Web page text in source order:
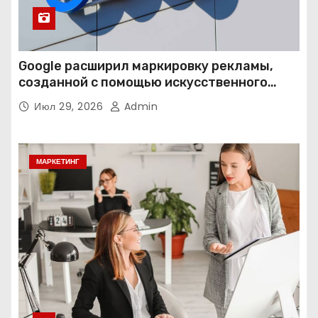
Google расширил маркировку рекламы,
созданной с помощью искусственного
интеллекта
Июл 29, 2026 Admin
МАРКЕТИНГ